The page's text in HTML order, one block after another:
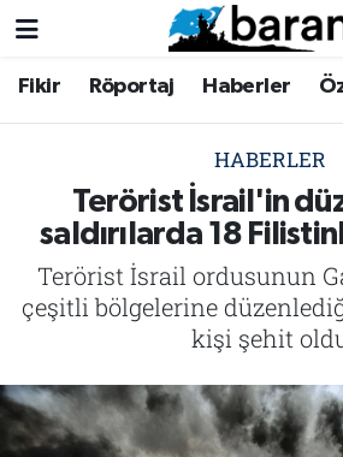
Fikir Röportaj Haberler
HABERLER
Terörist İsrail'in
saldırılarda 18
Terörist İsrail ordusunun
çeşitli bölgelerine
kişi şehit
Fikir
Haberler
Özel Haber
İktibas
Fikir
Haberler
Özel Haber
İktibas
Nöbetçi Eczaneler
Trafik Durumu
Süper Lig Puan Durumu ve
Tüm Manşetler
Son Dakika Haberleri